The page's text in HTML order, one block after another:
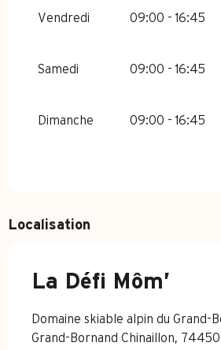
Vendredi 09:00 - 16:45
Samedi 09:00 - 16:45
Dimanche 09:00 - 16:45
Localisation
La Défi Môm’
Domaine skiable alpin du Grand-
Grand-Bornand Chinaillon,